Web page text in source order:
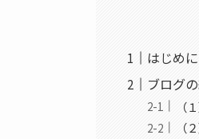
はじめに
ブログ
（
（